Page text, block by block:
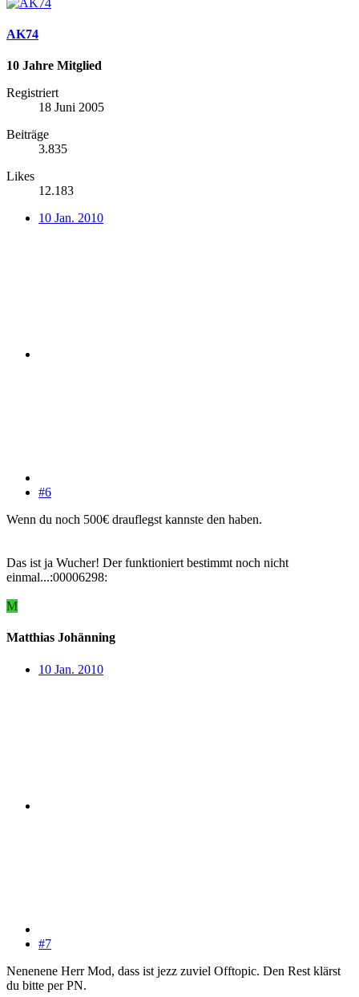
AK74
10 Jahre Mitglied
Registriert
18 Juni 2005
Beiträge
3.835
Likes
12.183
10 Jan. 2010
#6
Wenn du noch 500€ drauflegst kannste den haben.
Das ist ja Wucher! Der funktioniert bestimmt noch nicht
einmal...:00006298:
M
Matthias Johänning
10 Jan. 2010
#7
Nenenene Herr Mod, dass ist jezz zuviel Offtopic. Den Rest klärst
du bitte per PN.